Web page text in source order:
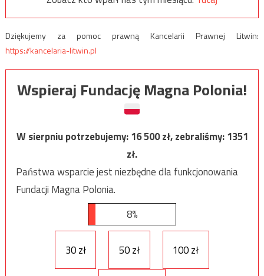
Dziękujemy za pomoc prawną Kancelarii Prawnej Litwin:
https://kancelaria-litwin.pl
Wspieraj Fundację Magna Polonia!
W sierpniu potrzebujemy:16 500zł, zebraliśmy:1351
zł.
Państwa wsparcie jest niezbędne dla funkcjonowania
Fundacji Magna Polonia.
8%
30 zł 50 zł 100 zł